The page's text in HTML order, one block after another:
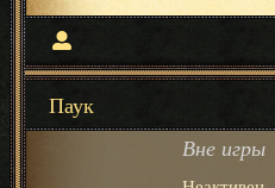
Паук
Вне игры